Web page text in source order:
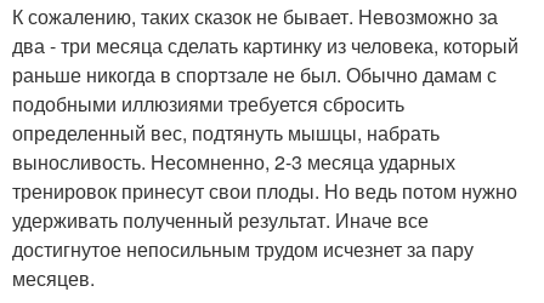
К сожалению, таких сказок не бывает. Невозможно за
два - три месяца сделать картинку из человека, который
раньше никогда в спортзале не был. Обычно дамам с
подобными иллюзиями требуется сбросить
определенный вес, подтянуть мышцы, набрать
выносливость. Несомненно, 2-3 месяца ударных
тренировок принесут свои плоды. Но ведь потом нужно
удерживать полученный результат. Иначе все
достигнутое непосильным трудом исчезнет за пару
месяцев.